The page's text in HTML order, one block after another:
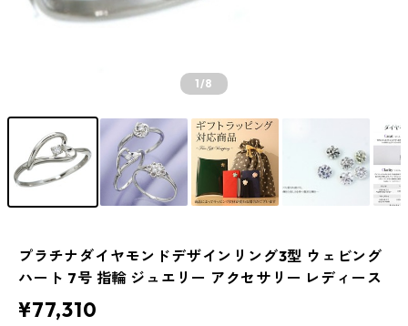
1/8
プラチナダイヤモンドデザインリング3型 ウェビング
ハート 7号 指輪 ジュエリー アクセサリー レディース
¥77,310